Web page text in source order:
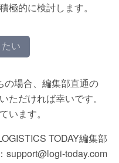
極的に検討します。
い
の場合、編集部直通の
ただければ幸いです。
います。
TODAY編集部
support@logi-today.com